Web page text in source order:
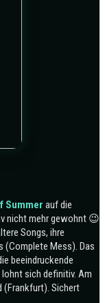
Summer auf die
nicht mehr gewohnt 😉
Songs, ihre
(Complete Mess). Das
beeindruckende
sich definitiv. Am
(Frankfurt). Sichert